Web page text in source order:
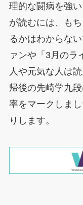
理的な闘病を強
が読むには、も
るかはわからな
ァンや「3月のラ
人や元気な人は
帰後の先崎学九段
率をマークしま
りします。